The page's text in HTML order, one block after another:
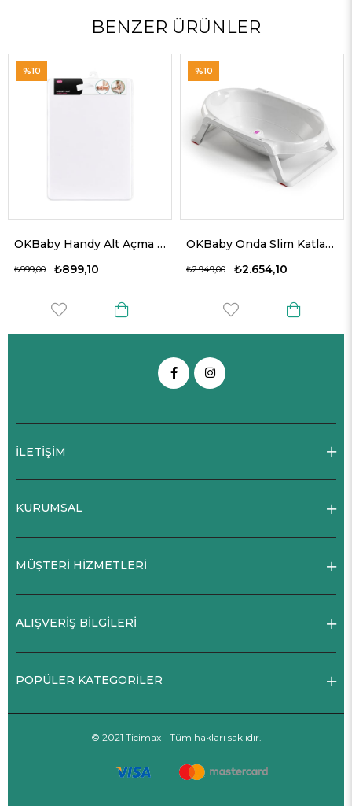
BENZER ÜRÜNLER
OKBaby Handy Alt Açma Minderi
OKBaby Onda Slim Katlanır Bebek Küveti K.Beyaz
₺2.654,10
₺1.739,00
İLETİŞİM
KURUMSAL
MÜŞTERİ HİZMETLERİ
ALIŞVERİŞ BİLGİLERİ
POPÜLER KATEGORİLER
© 2021 Ticimax - Tüm hakları saklıdır.